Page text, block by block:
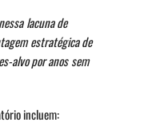
lacuna de
estratégica de
alvo por anos sem
incluem: